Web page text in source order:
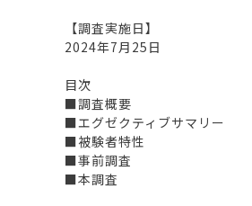
【調査実施日】
2024年7月25日
目次
■調査概要
■エグゼクティブサマリー
■被験者特性
■事前調査
■本調査